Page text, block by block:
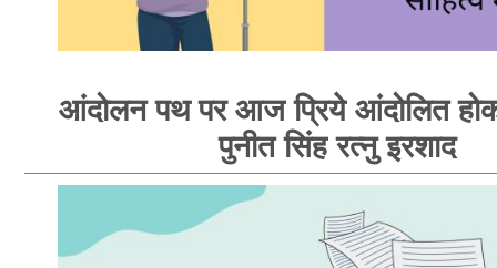
आंदोलन पथ पर आज प्रिये आंदोलित
पुनीत सिंह रत्नु इरशाद